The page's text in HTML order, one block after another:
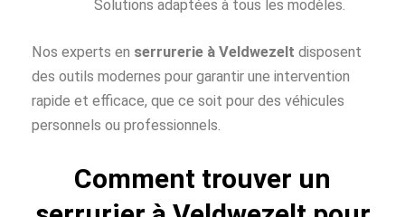
Solutions adaptées à tous les modèles.
Nos experts en serrurerie à Veldwezelt disposent
des outils modernes pour garantir une intervention
rapide et efficace, que ce soit pour des véhicules
personnels ou professionnels.
Comment trouver un